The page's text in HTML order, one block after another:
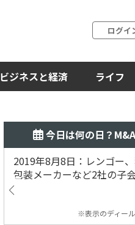
ログイ
ビジネスと経済 ライフ
今日は何の日？
2019年8月8日：レンゴー
包装メーカーなど2社の子
※表示のディール